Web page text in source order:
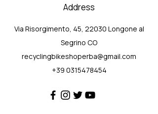
Address
Via Risorgimento, 45, 22030 Longone al
Segrino CO
recyclingbikeshoperba@gmail.com
+39 0315478454